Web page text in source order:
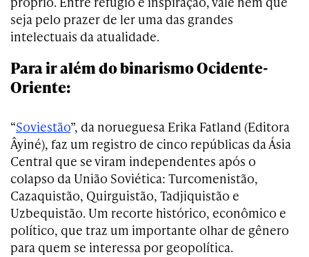
seja pelo prazer de ler uma das grandes
intelectuais da atualidade.
Para ir além do binarismo Ocidente-
Oriente:
“Soviestão”, da norueguesa Erika Fatland (Editora
Âyiné), faz um registro de cinco repúblicas da Ásia
Central que se viram independentes após o
colapso da União Soviética: Turcomenistão,
Cazaquistão, Quirguistão, Tadjiquistão e
Uzbequistão. Um recorte histórico, econômico e
político, que traz um importante olhar de gênero
para quem se interessa por geopolítica.